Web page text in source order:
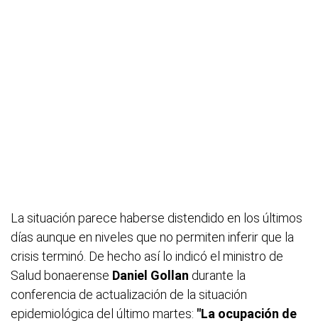
La situación parece haberse distendido en los últimos
días aunque en niveles que no permiten inferir que la
crisis terminó. De hecho así lo indicó el ministro de
Salud bonaerense Daniel Gollan durante la
conferencia de actualización de la situación
epidemiológica del último martes: "La ocupación de